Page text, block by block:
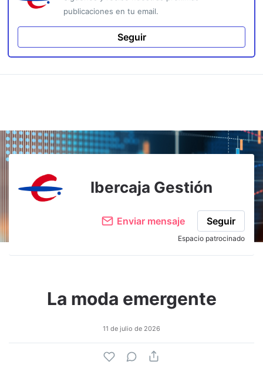
publicaciones en tu email.
Seguir
Ibercaja Gestión
Enviar mensaje Seguir
Espacio patrocinado
La moda emergente
11 de julio de 2026